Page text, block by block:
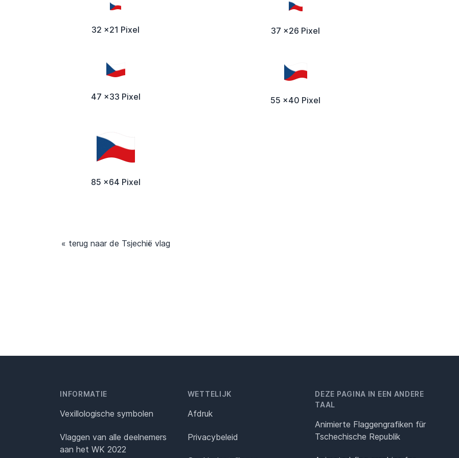
32 x21 Pixel 37 x26 Pixel
47 x33 Pixel 55 x40 Pixel
85 x64 Pixel
« terug naar de Tsjechië vlag
INFORMATIE
Vexillologische symbolen
Vlaggen van alle deelnemers
aan het WK 2022
WETTELIJK
Afdruk
Privacybeleid
DEZE PAGINA IN EEN ANDERE
TAAL
Animierte Flaggengrafiken für
Tschechische Republik